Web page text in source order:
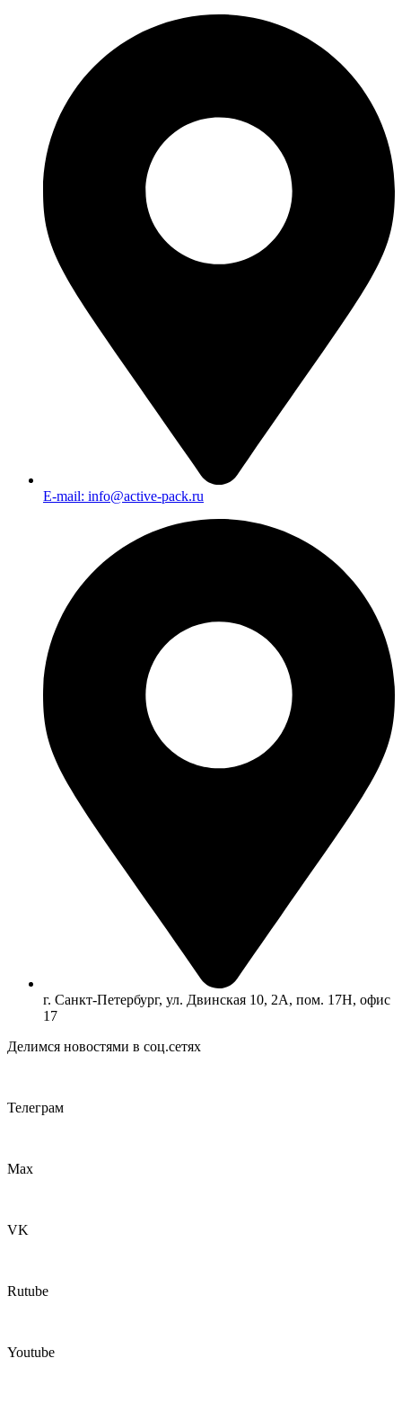
E-mail: info@active-pack.ru
г. Санкт-Петербург, ул. Двинская 10, 2А, пом. 17Н, офис
17
Делимся новостями в соц.сетях
Телеграм
Max
VK
Rutube
Youtube